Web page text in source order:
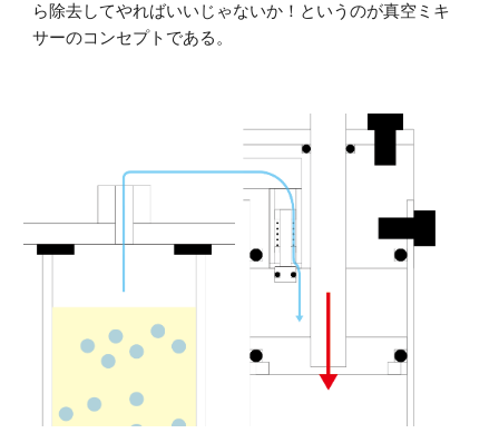
ら除去してやればいいじゃないか！というのが真空ミキ
サーのコンセプトである。